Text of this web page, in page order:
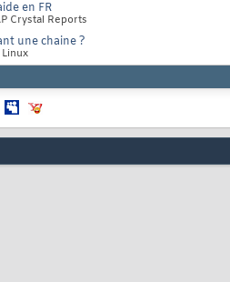
en FR
Crystal Reports
une chaine ?